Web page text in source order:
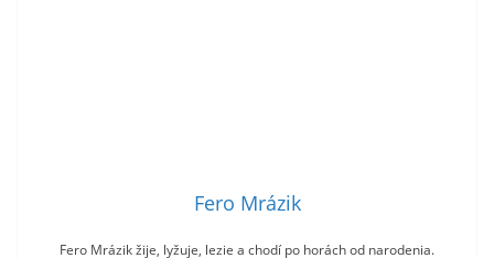
Fero Mrázik
Fero Mrázik žije, lyžuje, lezie a chodí po horách od narodenia.